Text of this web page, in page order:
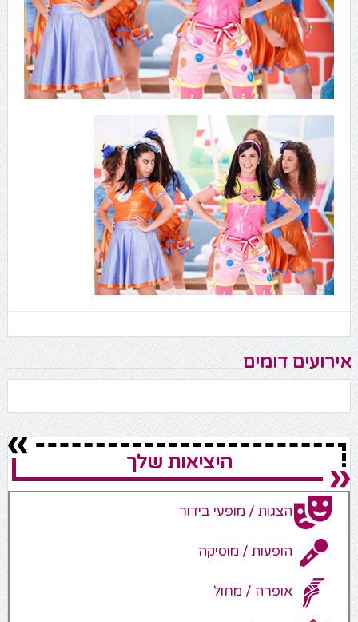
אירועים דומים
היציאות שלך
הצגות / מופעי בידור
הופעות / מוסיקה
אופרה / מחול